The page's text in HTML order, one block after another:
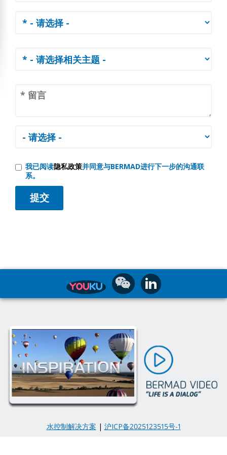
我已阅读隐私政策并同意与BERMAD进行下一步的沟通联
系。
水控制解决方案 | 沪ICP备2025123515号-1